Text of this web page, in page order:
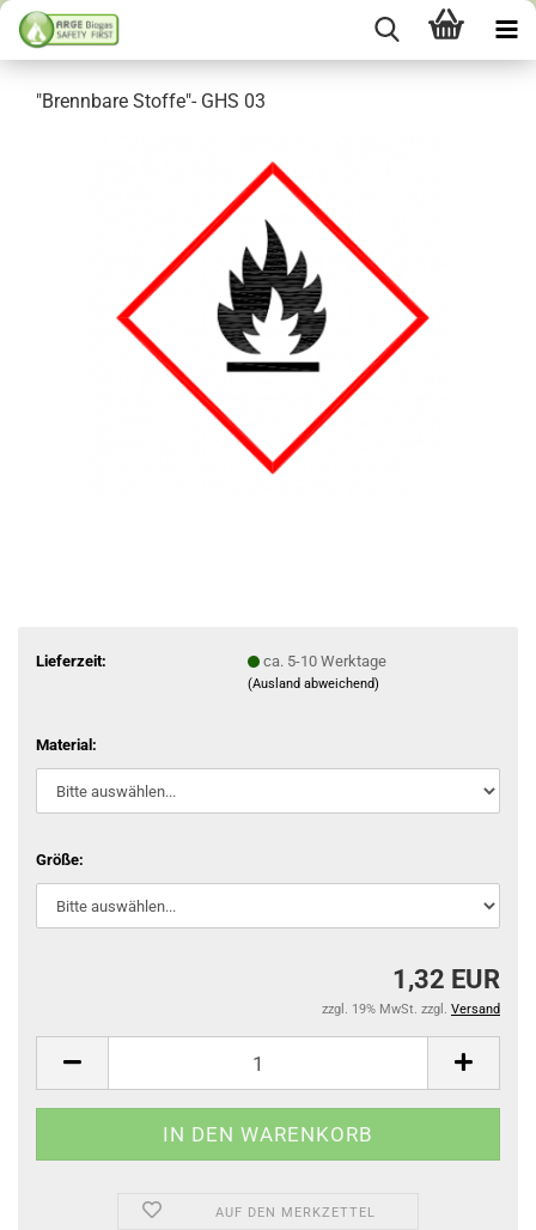
"Brennbare Stoffe"- GHS 03
Lieferzeit: ca. 5-10 Werktage
(Ausland abweichend)
Material:
Größe:
1,32 EUR
zzgl. 19% MwSt. zzgl. Versand
AUF DEN MERKZETTEL